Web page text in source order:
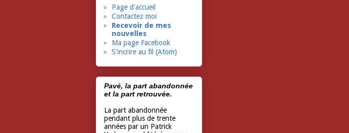
Page d'accueil
Contactez moi
Recevoir de mes
nouvelles
Ma page Facebook
S'incrire au fil (Atom)
Pavé, la part abandonnée
et la part retrouvée.
La part abandonnée
pendant plus de trente
années par un Patrick